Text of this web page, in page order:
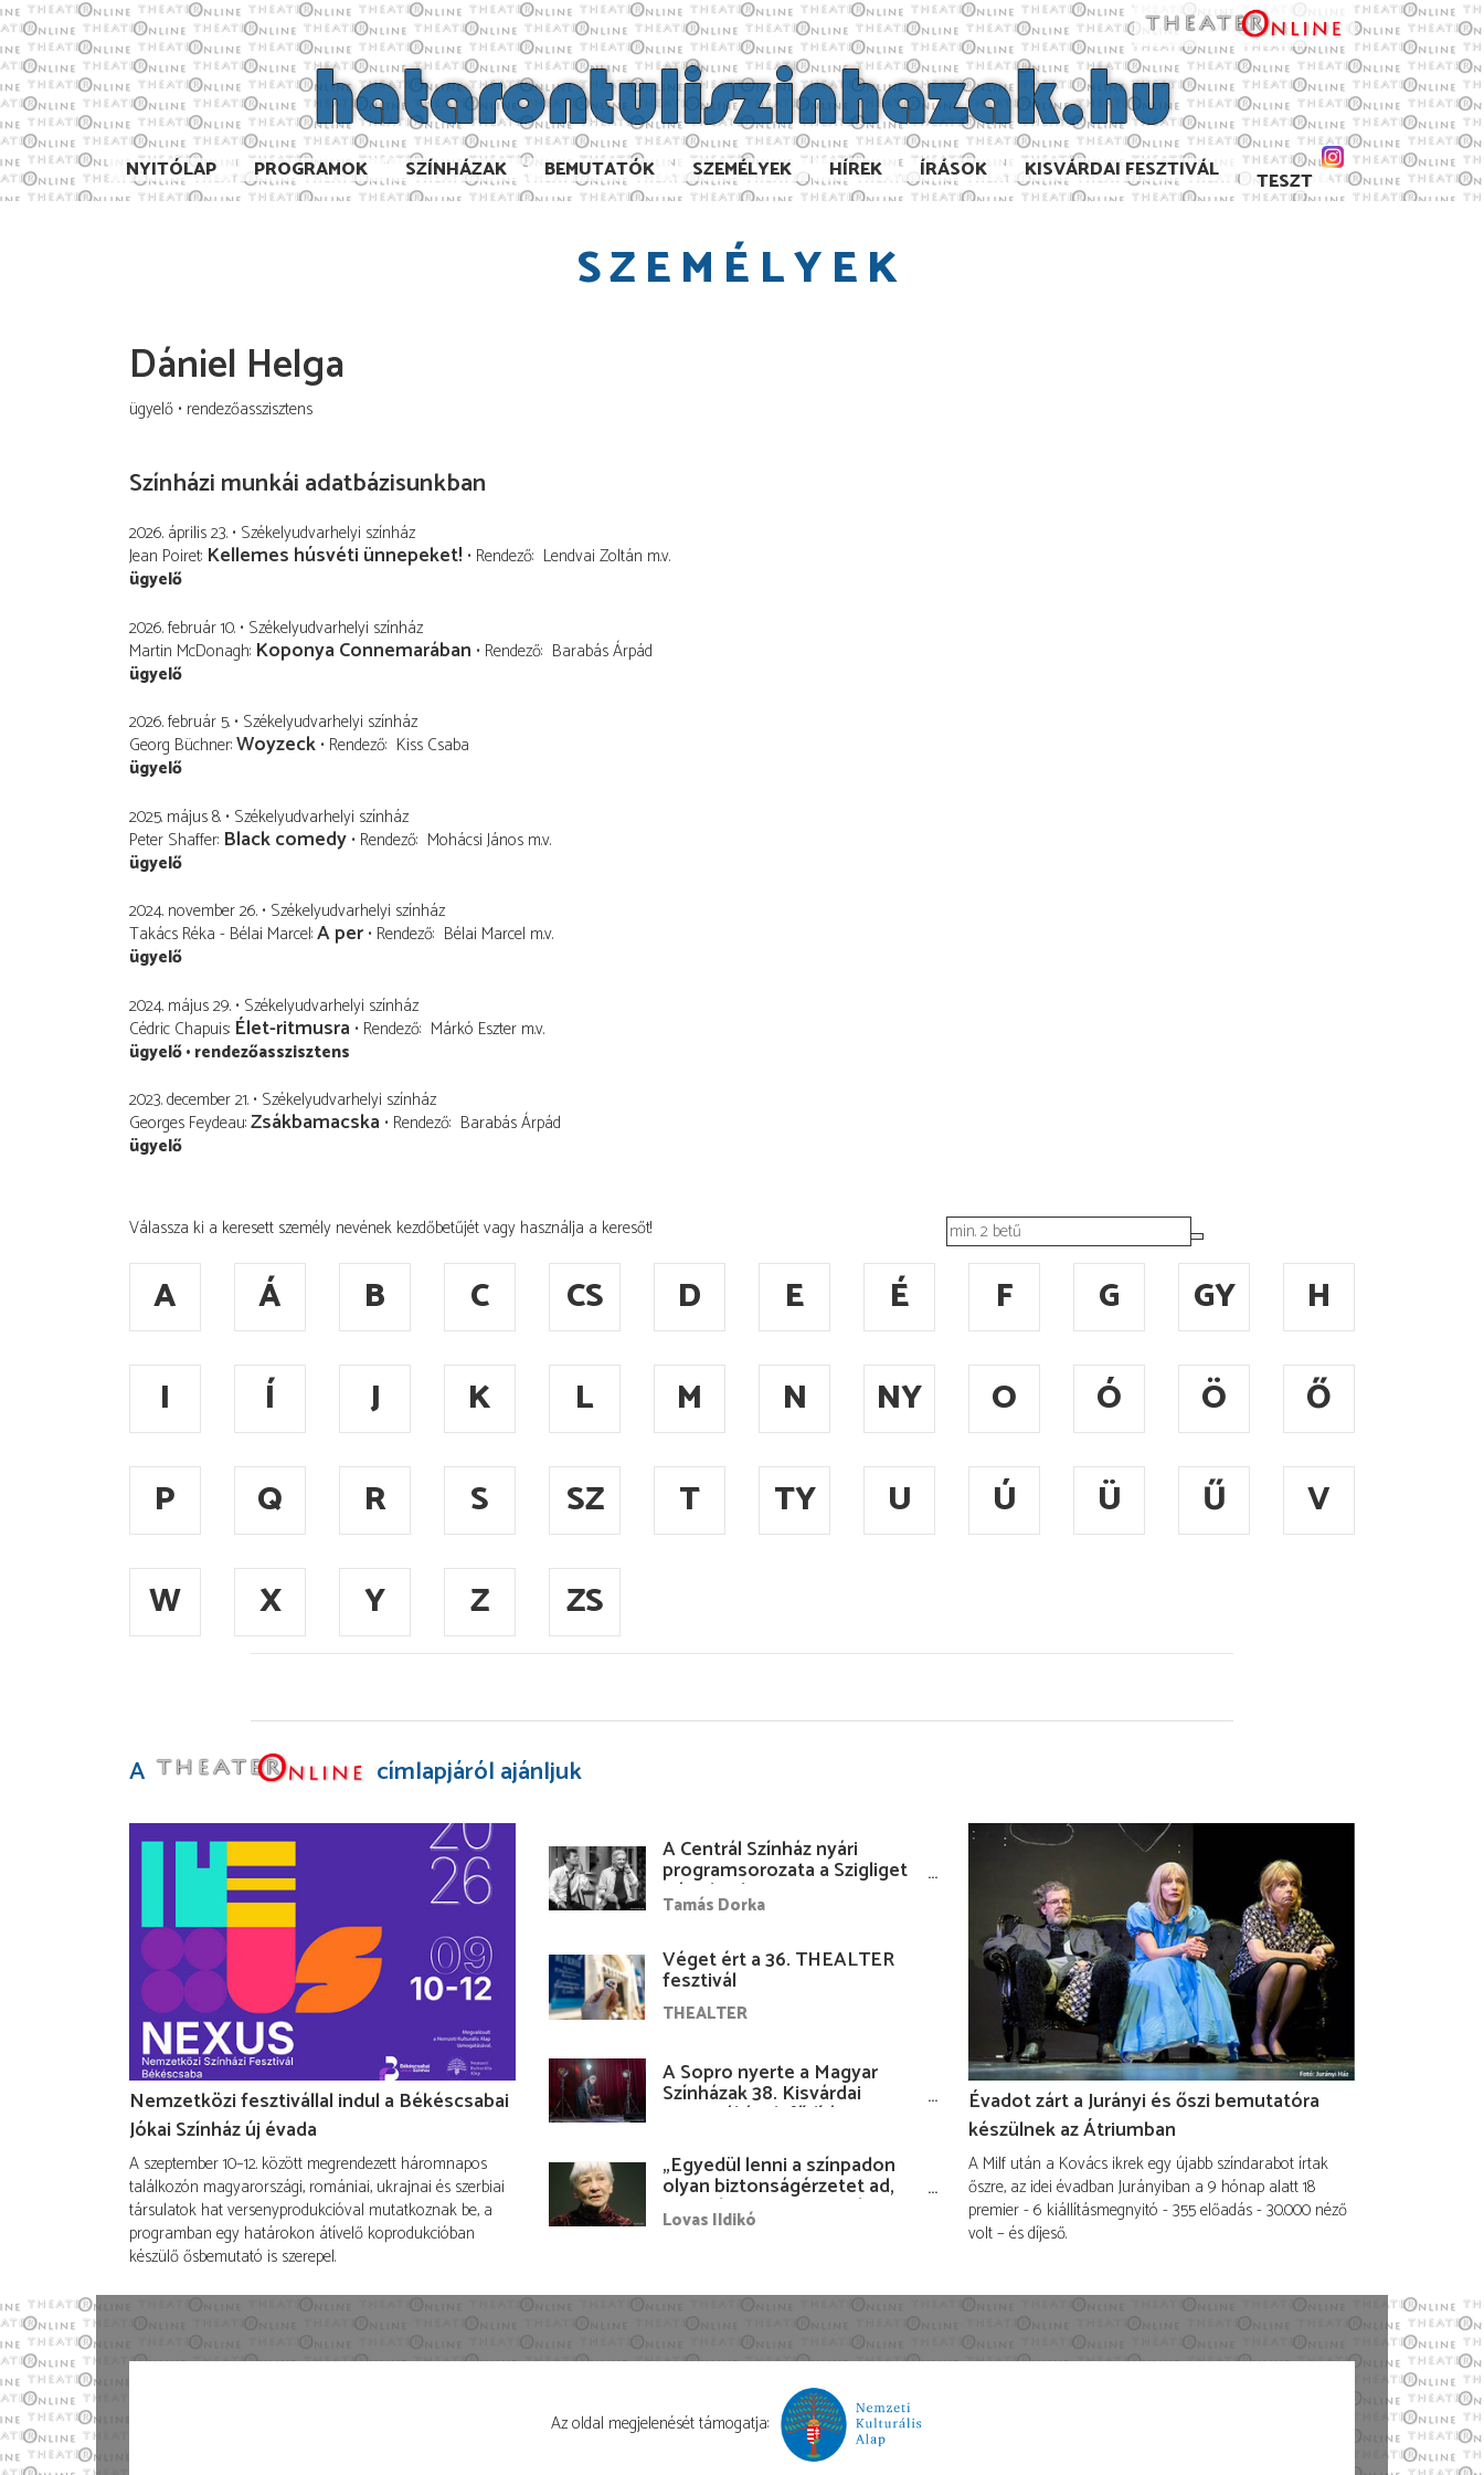
NYITÓLAP PROGRAMOK SZÍNHÁZAK BEMUTATÓK SZEMÉLYEK HÍREK ÍRÁSOK KISVÁRDAI FESZTIVÁL TESZT
SZEMÉLYEK
Dániel Helga
ügyelő rendezőasszisztens
Színházi munkái adatbázisunkban
2026. április 23. Székelyudvarhelyi színház
Jean Poiret Kellemes húsvéti ünnepeket! Rendező Lendvai Zoltán m.v.
ügyelő
2026. február 10. Székelyudvarhelyi színház
Martin McDonagh Koponya Connemarában Rendező Barabás Árpád
ügyelő
2026. február 5. Székelyudvarhelyi színház
Georg Büchner Woyzeck Rendező Kiss Csaba
ügyelő
2025. május 8. Székelyudvarhelyi színház
Peter Shaffer Black comedy Rendező Mohácsi János m.v.
ügyelő
2024. november 26. Székelyudvarhelyi színház
Takács Réka - Bélai Marcel A per Rendező Bélai Marcel m.v.
ügyelő
2024. május 29. Székelyudvarhelyi színház
Cédric Chapuis Élet-ritmusra Rendező Márkó Eszter m.v.
ügyelő rendezőasszisztens
2023. december 21. Székelyudvarhelyi színház
Georges Feydeau Zsákbamacska Rendező Barabás Árpád
ügyelő
Válassza ki a keresett személy nevének kezdőbetűjét vagy használja a keresőt!
A Á B C CS D E É F G GY
H
I
Í J K L M N NY O Ó Ö
Ő
P
Q R S SZ T TY U Ú Ü Ű
V
W
X Y Z ZS
A címlapjáról ajánljuk
Nemzetközi fesztivállal indul a Békéscsabai
Jókai Színház új évada
A szeptember 10–12. között megrendezett háromnapos
találkozón magyarországi, romániai, ukrajnai és szerbiai
társulatok hat versenyprodukcióval mutatkoznak be, a
programban egy határokon átívelő koprodukcióban
készülő ősbemutató is szerepel.
A Centrál Színház nyári
programsorozata a Szigliget
Várudvarban
Tamás Dorka
Véget ért a 36. THEALTER
fesztivál
THEALTER
A Sopro nyerte a Magyar
Színházak 38. Kisvárdai
Fesztiváljának fődíját
„Egyedül lenni a színpadon
olyan biztonságérzetet ad,
hogy lám, mindenki más
nélkül is megvagyok
Lovas Ildikó
Évadot zárt a Jurányi és őszi bemutatóra
készülnek az Átriumban
A Milf után a Kovács ikrek egy újabb színdarabot írtak
őszre, az idei évadban Jurányiban a 9 hónap alatt 18
premier - 6 kiállításmegnyitó - 355 előadás - 30.000 néző
volt – és díjeső.
Az oldal megjelenését támogatja: